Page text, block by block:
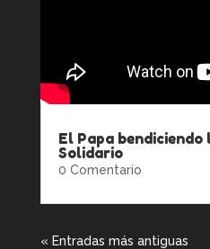
El Papa bendiciendo
Solidario
0 Comentario
« Entradas más antiguas